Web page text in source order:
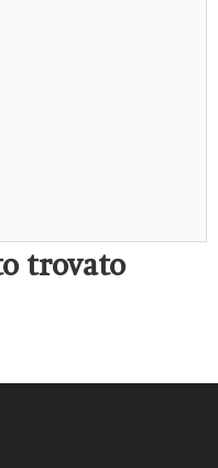
trovato